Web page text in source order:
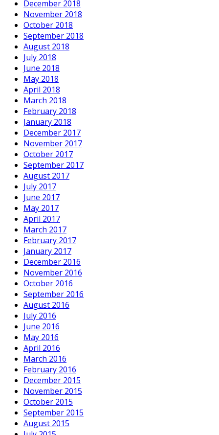
December 2018
November 2018
October 2018
September 2018
August 2018
July 2018
June 2018
May 2018
April 2018
March 2018
February 2018
January 2018
December 2017
November 2017
October 2017
September 2017
August 2017
July 2017
June 2017
May 2017
April 2017
March 2017
February 2017
January 2017
December 2016
November 2016
October 2016
September 2016
August 2016
July 2016
June 2016
May 2016
April 2016
March 2016
February 2016
December 2015
November 2015
October 2015
September 2015
August 2015